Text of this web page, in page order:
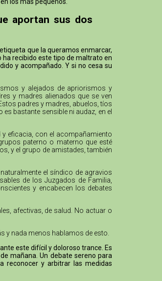
aportan sus dos
que la queramos enmarcar,
recibido este tipo de maltrato en
y acompañado. Y si no cesa su
y alejados de apriorismos y
y madres alienados que se ven
padres y madres, abuelos, tíos
bastante sensible ni audaz, en el
eficacia, con el acompañamiento
paterno o materno que esté
y el grupo de amistades, también
el síndico de agravios
de los Juzgados de Familia,
y encabecen los debates
afectivas, de salud. No actuar o
y nada menos hablamos de esto.
este difícil y doloroso trance. Es
mañana. Un debate sereno para
reconocer y arbitrar las medidas